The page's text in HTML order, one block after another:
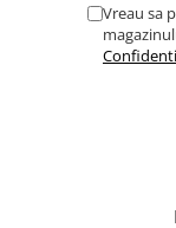
Vreau sa